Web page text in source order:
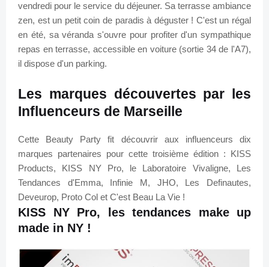
vendredi pour le service du déjeuner. Sa terrasse ambiance
zen, est un petit coin de paradis à déguster ! C'est un régal
en été, sa véranda s'ouvre pour profiter d'un sympathique
repas en terrasse, accessible en voiture (sortie 34 de l'A7),
il dispose d'un parking.
Les marques découvertes par les
Influenceurs de Marseille
Cette Beauty Party fit découvrir aux influenceurs dix
marques partenaires pour cette troisième édition : KISS
Products, KISS NY Pro, le Laboratoire Vivaligne, Les
Tendances d'Emma, Infinie M, JHO, Les Definautes,
Deveurop, Proto Col et C'est Beau La Vie !
KISS NY Pro, les tendances make up
made in NY !